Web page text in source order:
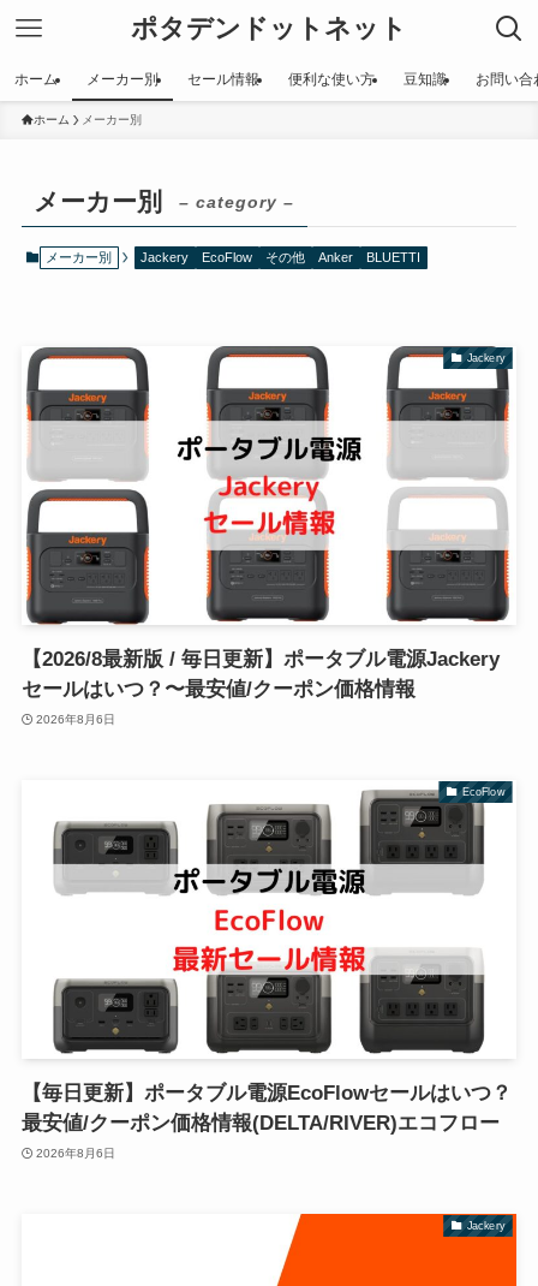
ポタデンドットネット
ホーム メーカー別 セール情報 便利な使い方 豆知識 お問い合
ホーム メーカー別
メーカー別 – category –
メーカー別 Jackery EcoFlow その他 Anker BLUETTI
Jackery
【2026/8最新版 / 毎日更新】ポータブル電源Jackery
セールはいつ？〜最安値/クーポン価格情報
2026年8月6日
EcoFlow
【毎日更新】ポータブル電源EcoFlowセールはいつ？
最安値/クーポン価格情報(DELTA/RIVER)エコフロー
2026年8月6日
Jackery